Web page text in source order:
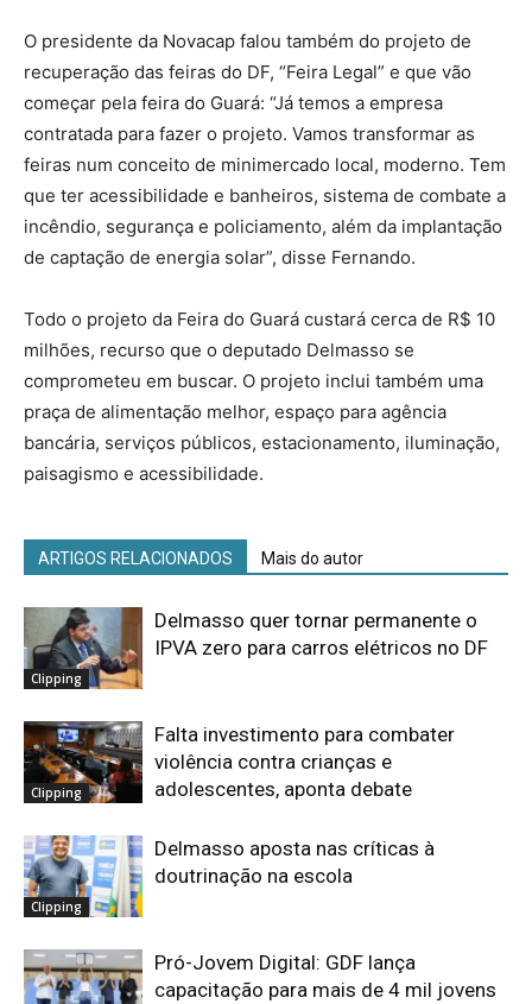
O presidente da Novacap falou também do projeto de
recuperação das feiras do DF, “Feira Legal” e que vão
começar pela feira do Guará: “Já temos a empresa
contratada para fazer o projeto. Vamos transformar as
feiras num conceito de minimercado local, moderno. Tem
que ter acessibilidade e banheiros, sistema de combate a
incêndio, segurança e policiamento, além da implantação
de captação de energia solar”, disse Fernando.
Todo o projeto da Feira do Guará custará cerca de R$ 10
milhões, recurso que o deputado Delmasso se
comprometeu em buscar. O projeto inclui também uma
praça de alimentação melhor, espaço para agência
bancária, serviços públicos, estacionamento, iluminação,
paisagismo e acessibilidade.
ARTIGOS RELACIONADOS Mais do autor
Clipping
Delmasso quer tornar permanente o
IPVA zero para carros elétricos no DF
Clipping
Falta investimento para combater
violência contra crianças e
adolescentes, aponta debate
Clipping
Delmasso aposta nas críticas à
doutrinação na escola
Pró-Jovem Digital: GDF lança
capacitação para mais de 4 mil jovens